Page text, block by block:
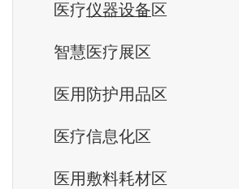
医疗仪器设备区
智慧医疗展区
医用防护用品区
医疗信息化区
医用敷料耗材区